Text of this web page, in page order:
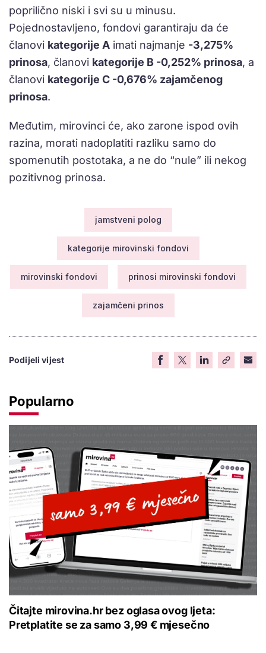
poprilično niski i svi su u minusu.
Pojednostavljeno, fondovi garantiraju da će
članovi kategorije A imati najmanje -3,275%
prinosa, članovi kategorije B -0,252% prinosa, a
članovi kategorije C -0,676% zajamčenog
prinosa.
Međutim, mirovinci će, ako zarone ispod ovih
razina, morati nadoplatiti razliku samo do
spomenutih postotaka, a ne do “nule” ili nekog
pozitivnog prinosa.
jamstveni polog
kategorije mirovinski fondovi
mirovinski fondovi prinosi mirovinski fondovi
zajamčeni prinos
Podijeli vijest
Popularno
Čitajte mirovina.hr bez oglasa ovog ljeta:
Pretplatite se za samo 3,99 € mjesečno